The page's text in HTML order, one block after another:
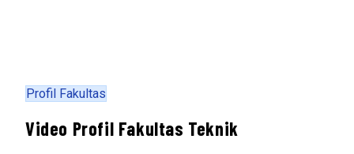
Profil Fakultas
Video Profil Fakultas Teknik